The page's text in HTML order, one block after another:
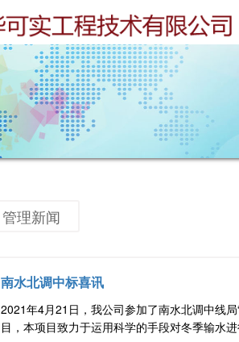
管理新闻
南水北调中标喜讯
2021年4月21日，我公司参加了南水北调中线
目，本项目致力于运用科学的手段对冬季输水